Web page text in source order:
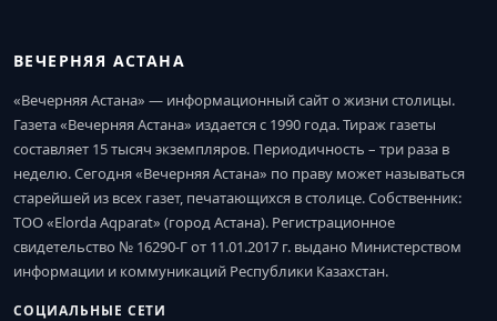
ВЕЧЕРНЯЯ АСТАНА
«Вечерняя Астана» — информационный сайт о жизни столицы.
Газета «Вечерняя Астана» издается с 1990 года. Тираж газеты
составляет 15 тысяч экземпляров. Периодичность – три раза в
неделю. Сегодня «Вечерняя Астана» по праву может называться
старейшей из всех газет, печатающихся в столице. Собственник:
ТОО «Elorda Aqparat» (город Астана). Регистрационное
свидетельство № 16290-Г от 11.01.2017 г. выдано Министерством
информации и коммуникаций Республики Казахстан.
СОЦИАЛЬНЫЕ СЕТИ